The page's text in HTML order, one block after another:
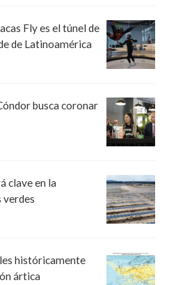
Fly es el túnel de
de Latinoamérica
busca coronar
clave en la
verdes
históricamente
ártica